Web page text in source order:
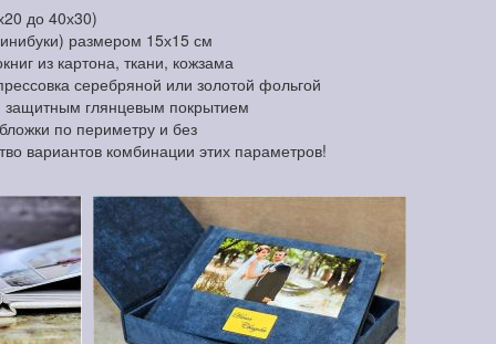
до 40х30)
размером 15х15 см
из картона, ткани, кожзама
серебряной или золотой фольгой
защитным глянцевым покрытием
по периметру и без
вариантов комбинации этих параметров!